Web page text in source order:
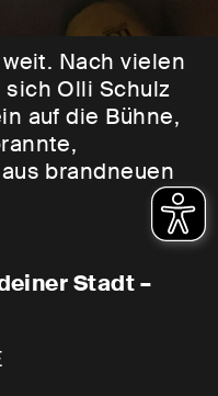
Nach vielen
Olli Schulz
auf die Bühne,
brandneuen
und
einzugießen.
jeder Abend
der Herr
Stadt –